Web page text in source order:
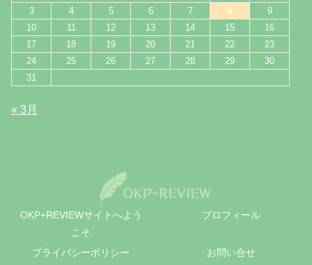
3
4 5 6 7 8
9
10
11 12 13 14 15
16
17
18 19 20 21 22
23
24
25 26 27 28 29
30
31
« 3月
OKP+REVIEWサイトへよう
こそ
プロフィール
プライバシーポリシー お問い合せ